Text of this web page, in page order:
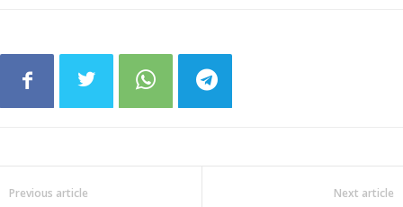
Previous article Next article